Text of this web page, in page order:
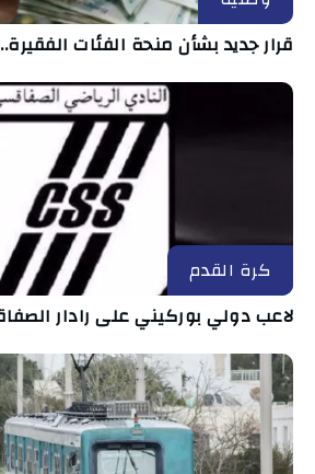
قرار جديد بشأن منحة الفئات
كرة القدم
لاعب دولي بوركيني على رادار